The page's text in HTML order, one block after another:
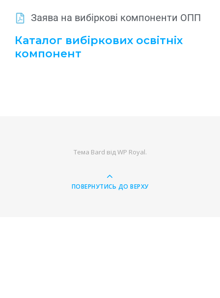
Заява на вибіркові компоненти ОПП
Каталог вибіркових освітніх
компонент
Тема Bard відWP Royal.
ПОВЕРНУТИСЬ ДО ВЕРХУ